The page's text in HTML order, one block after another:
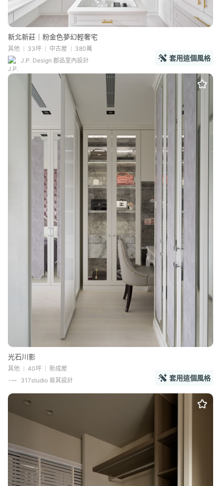
新北新莊｜粉金色夢幻輕奢宅
其他 33坪 中古屋
380萬
J.P. Design 郡品室內設計
套用這個風格
光石川影
其他 40坪
新成屋
317studio 易其設計
套用這個風格